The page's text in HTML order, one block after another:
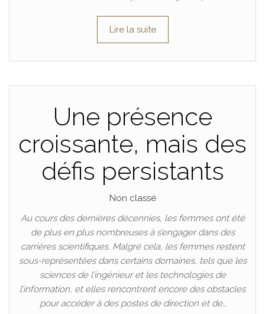
Lire la suite
Une présence
croissante, mais des
défis persistants
Non classé
Au cours des dernières décennies, les femmes ont été
de plus en plus nombreuses à s’engager dans des
carrières scientifiques. Malgré cela, les femmes restent
sous-représentées dans certains domaines, tels que les
sciences de l’ingénieur et les technologies de
l’information, et elles rencontrent encore des obstacles
pour accéder à des postes de direction et de…